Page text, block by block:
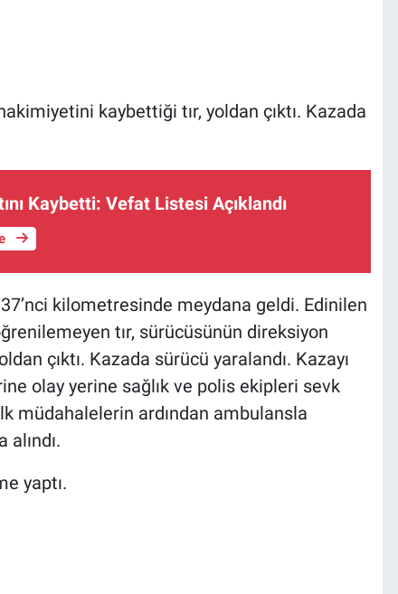
kaybettiği tır, yoldan çıktı. Kazada
Kaybetti: Vefat Listesi Açıklandı
kilometresinde meydana geldi. Edinilen
tır, sürücüsünün direksiyon
çıktı. Kazada sürücü yaralandı. Kazayı
olay yerine sağlık ve polis ekipleri sevk
müdahalelerin ardından ambulansla
alındı.
yaptı.